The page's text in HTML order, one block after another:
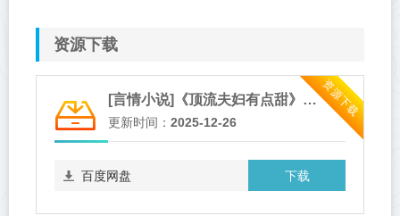
资源下载
资源下载
[言情小说]《顶流夫妇有点甜》作者：图样先森【完结】
更新时间： 2025-12-26
下载
百度网盘